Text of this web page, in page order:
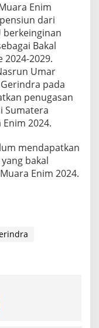
Enim
dari
berkeinginan
Bakal
2029.
Umar
pada
penugasan
Sumatera
2024.
mendapatkan
bakal
Enim 2024.